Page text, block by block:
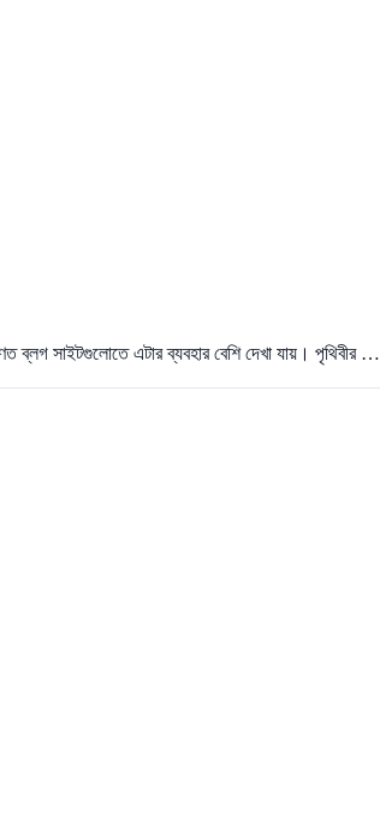
ব্লগ সাইটগুলোতে এটার ব্যবহার বেশি দেখা যায়। পৃথিবীর …